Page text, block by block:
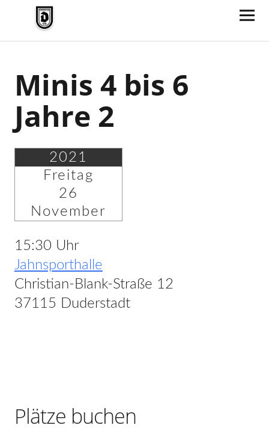
TV Jahn Duderstadt
Minis 4 bis 6
Jahre 2
2021
Freitag
26
November
15:30 Uhr
Jahnsporthalle
Christian-Blank-Straße 12
37115 Duderstadt
Plätze buchen